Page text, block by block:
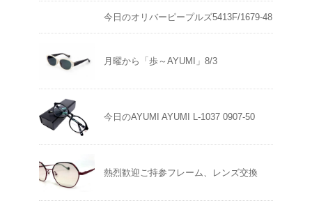
今日のオリバーピープルズ5413F/1679-48
月曜から「歩～AYUMI」8/3
今日のAYUMI AYUMI L-1037 0907-50
熱烈歓迎ご持参フレーム、レンズ交換